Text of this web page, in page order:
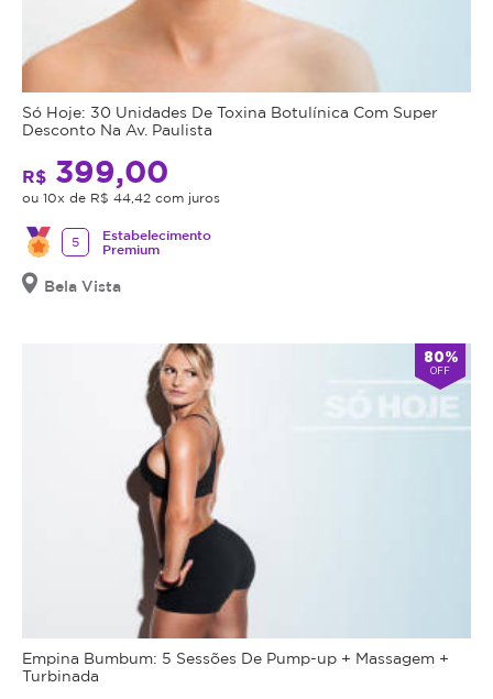
Só Hoje: 30 Unidades De Toxina Botulínica Com Super
Desconto Na Av. Paulista
R$ 399,00
ou 10x de R$ 44,42 com juros
5
Estabelecimento
Premium
Bela Vista
80%
OFF
Empina Bumbum: 5 Sessões De Pump-up + Massagem +
Turbinada